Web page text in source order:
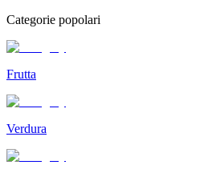
Categorie popolari
Frutta
Verdura